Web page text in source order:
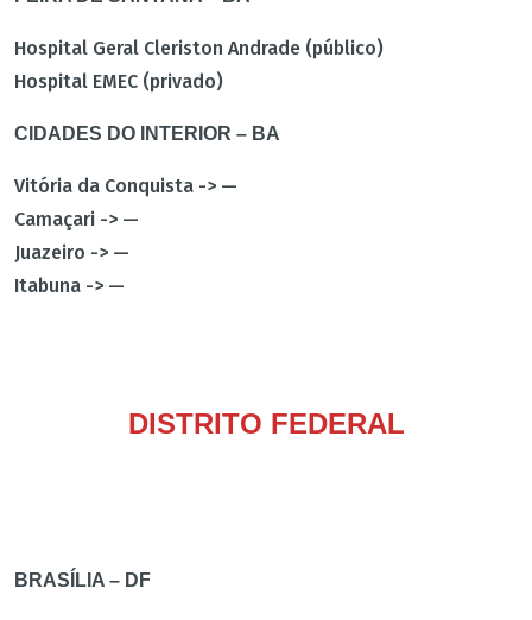
Hospital Geral Cleriston Andrade (público)
Hospital EMEC (privado)
CIDADES DO INTERIOR – BA
Vitória da Conquista -> —
Camaçari -> —
Juazeiro -> —
Itabuna -> —
DISTRITO FEDERAL
BRASÍLIA – DF